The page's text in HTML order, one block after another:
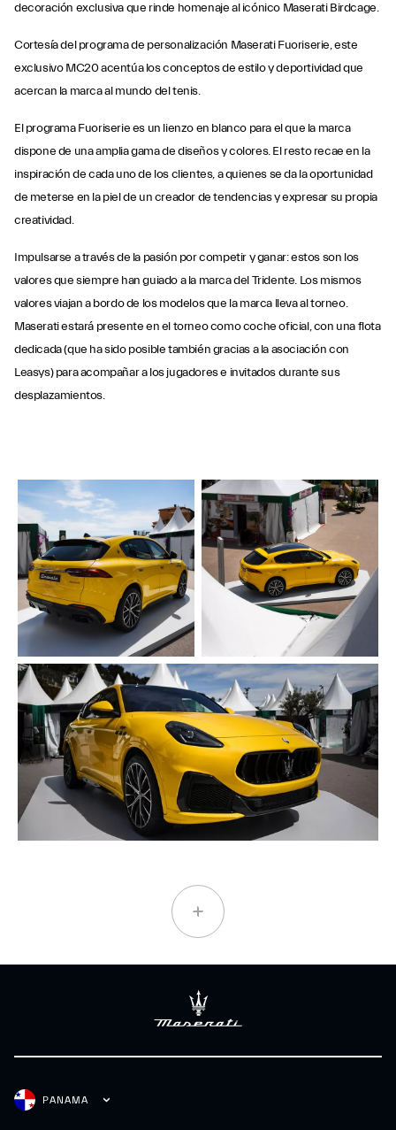
decoración exclusiva que rinde homenaje al icónico Maserati Birdcage.
Cortesía del programa de personalización Maserati Fuoriserie, este
exclusivo MC20 acentúa los conceptos de estilo y deportividad que
acercan la marca al mundo del tenis.
El programa Fuoriserie es un lienzo en blanco para el que la marca
dispone de una amplia gama de diseños y colores. El resto recae en la
inspiración de cada uno de los clientes, a quienes se da la oportunidad
de meterse en la piel de un creador de tendencias y expresar su propia
creatividad.
Impulsarse a través de la pasión por competir y ganar: estos son los
valores que siempre han guiado a la marca del Tridente. Los mismos
valores viajan a bordo de los modelos que la marca lleva al torneo.
Maserati estará presente en el torneo como coche oficial, con una flota
dedicada (que ha sido posible también gracias a la asociación con
Leasys) para acompañar a los jugadores e invitados durante sus
desplazamientos.
PANAMA